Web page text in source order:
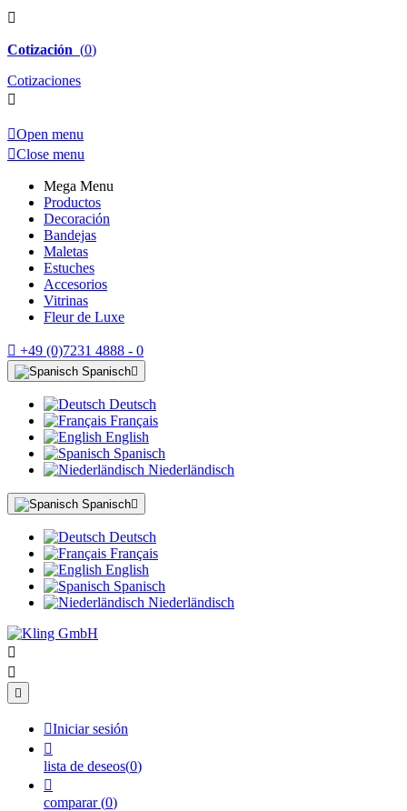

Cotización (0)
Cotizaciones

Open menu
Close menu
Mega Menu
Productos
Decoración
Bandejas
Maletas
Estuches
Accesorios
Vitrinas
Fleur de Luxe
 +49 (0)7231 4888 - 0
Spanisch
Deutsch
Français
English
Spanisch
Niederländisch
Spanisch
Deutsch
Français
English
Spanisch
Niederländisch



Iniciar sesión

lista de deseos(0)

comparar (0)